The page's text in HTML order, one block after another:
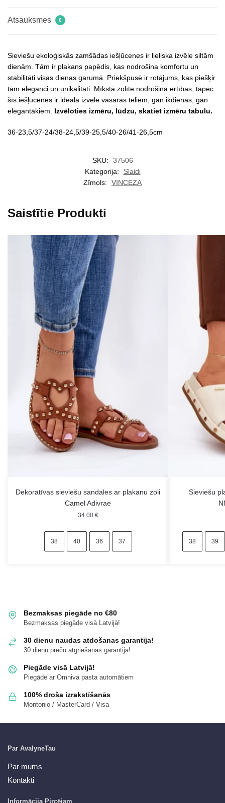
Atsauksmes 0
Sieviešu ekoloģiskās zamšādas iešļūcenes ir lieliska izvēle siltām
dienām. Tām ir plakans papēdis, kas nodrošina komfortu un
stabilitāti visas dienas garumā. Priekšpusē ir rotājums, kas piešķir
tām eleganci un unikalitāti. Mīkstā zolīte nodrošina ērtības, tāpēc
šīs iešļūcenes ir ideāla izvēle vasaras tēliem, gan ikdienas, gan
elegantākiem. Izvēloties izmēru, lūdzu, skatiet izmēru tabulu.
36-23,5/37-24/38-24,5/39-25,5/40-26/41-26,5cm
SKU:
37506
Kategorija:
Slaidi
Zīmols:
VINCEZA
Saistītie Produkti
Dekoratīvas sieviešu sandales ar plakanu zoli
Camel Adivrae
34.00 €
38 40 36 37
Sieviešu
38 39
Bezmaksas piegāde no €80
Bezmaksas piegāde visā Latvijā!
30 dienu naudas atdošanas garantija!
30 dienu preču atgriešanas garantija!
Piegāde visā Latvijā!
Piegāde ar Omniva pasta automātiem
100% droša izrakstīšanās
Montonio / MasterCard / Visa
Par AvalyneTau
Par mums
Kontakti
Informācija Pircējam